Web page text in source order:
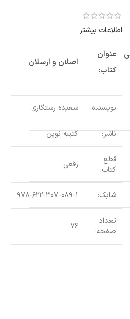
اطلاعات بیشتر
عنوان
کتاب:
اصلان و ارسلان
نویسنده: سعیده رستگاری
ناشر: کتیبه نوین
قطع
کتاب:
رقعی
شابک: ۹۷۸-۶۲۲-۳۰۷-۰۸۹-۱
تعداد
صفحه:
۷۶